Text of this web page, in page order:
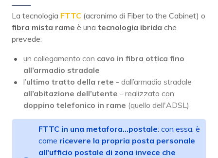
La tecnologia FTTC (acronimo di Fiber to the Cabinet) o
fibra mista rame è una tecnologia ibrida che
prevede:
un collegamento con cavo in fibra ottica fino
all’armadio stradale
l’ultimo tratto della rete - dall’armadio stradale
all’abitazione dell’utente - realizzato con
doppino telefonico in rame (quello dell'ADSL)
FTTC in una metafora...postale: con essa, è
come ricevere la propria posta personale
all'ufficio postale di zona invece che